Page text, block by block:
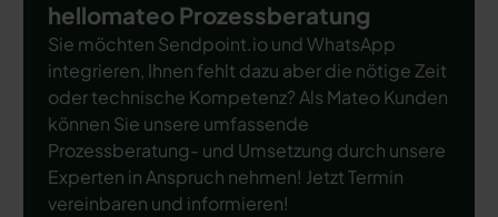
hellomateo Prozessberatung
Sie möchten Sendpoint.io und WhatsApp
integrieren, Ihnen fehlt dazu aber die nötige Zeit
oder technische Kompetenz? Als Mateo Kunden
können Sie unsere umfassende
Prozessberatung- und Umsetzung durch unsere
Experten in Anspruch nehmen! Jetzt Termin
vereinbaren und informieren!